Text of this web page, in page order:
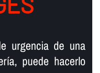
urgencia de una
puede hacerlo